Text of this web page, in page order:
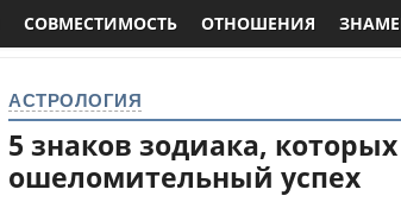
СОВМЕСТИМОСТЬ ОТНОШЕНИЯ
АСТРОЛОГИЯ
5 знаков зодиака,
ошеломительный успех